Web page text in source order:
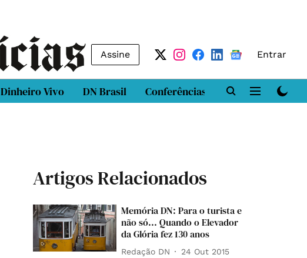
Assine Entrar
Dinheiro Vivo DN Brasil Conferências DN LAB
Artigos Relacionados
Memória DN: Para o turista e
não só... Quando o Elevador
da Glória fez 130 anos
Redação DN 24 Out 2015